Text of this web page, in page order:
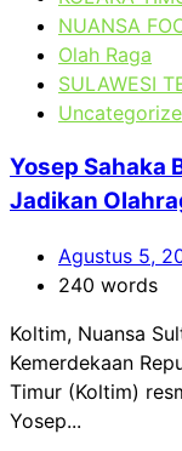
NUANSA
Olah Raga
SULAWESI
Yosep Sahaka
Jadikan
Agustus 5,
240 words
Koltim, Nuansa
Kemerdekaan
Timur (Koltim)
Yosep...